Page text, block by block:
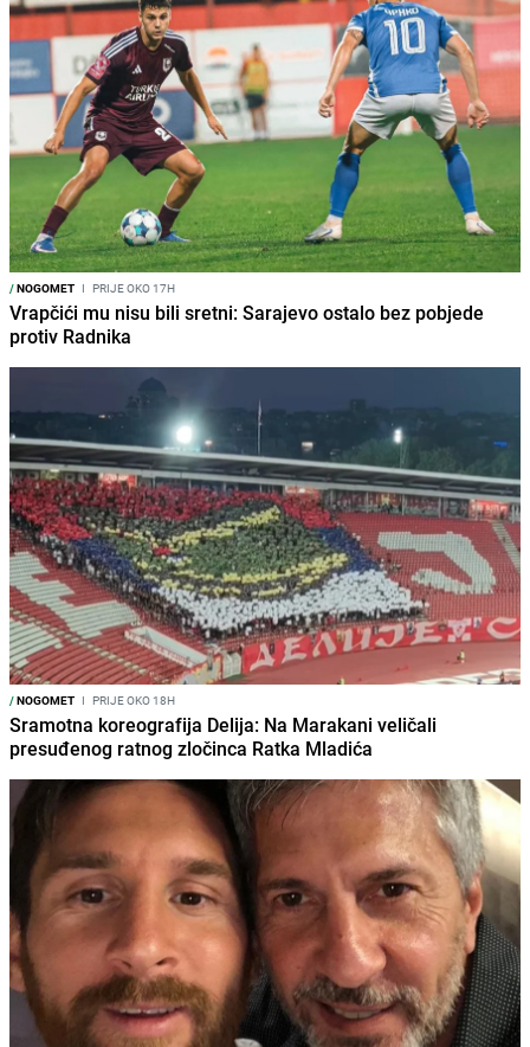
/NOGOMET I PRIJE OKO 17H
Vrapčići mu nisu bili sretni: Sarajevo ostalo bez pobjede
protiv Radnika
/NOGOMET I PRIJE OKO 18H
Sramotna koreografija Delija: Na Marakani veličali
presuđenog ratnog zločinca Ratka Mladića